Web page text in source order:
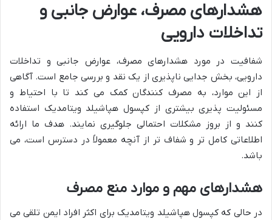
هشدارهای مصرف، عوارض جانبی و
تداخلات دارویی
شفافیت در مورد هشدارهای مصرف، عوارض جانبی و تداخلات
دارویی، بخش جدایی ناپذیری از یک نقد و بررسی جامع است. آگاهی
از این موارد، به مصرف کنندگان کمک می کند تا با احتیاط و
مسئولیت پذیری بیشتری از کپسول هپاشیلد ویتامدیک استفاده
کنند و از بروز مشکلات احتمالی جلوگیری نمایند. هدف ما ارائه
اطلاعاتی کامل تر و شفاف تر از آنچه معمولاً در دسترس است، می
باشد.
هشدارهای مهم و موارد منع مصرف
در حالی که کپسول هپاشیلد ویتامدیک برای اکثر افراد ایمن تلقی می